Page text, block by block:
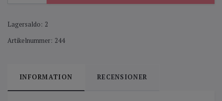
Lagersaldo: 2
Artikelnummer: 244
INFORMATION RECENSIONER